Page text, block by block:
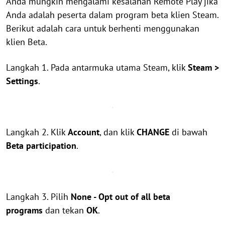
Anda adalah peserta dalam program beta klien Steam.
Berikut adalah cara untuk berhenti menggunakan
klien Beta.
Langkah 1. Pada antarmuka utama Steam, klikSteam >
Settings.
Langkah 2. KlikAccount, dan klikCHANGE di bawah
Beta participation.
Langkah 3. Pilih None - Opt out of all beta
programs dan tekan OK.